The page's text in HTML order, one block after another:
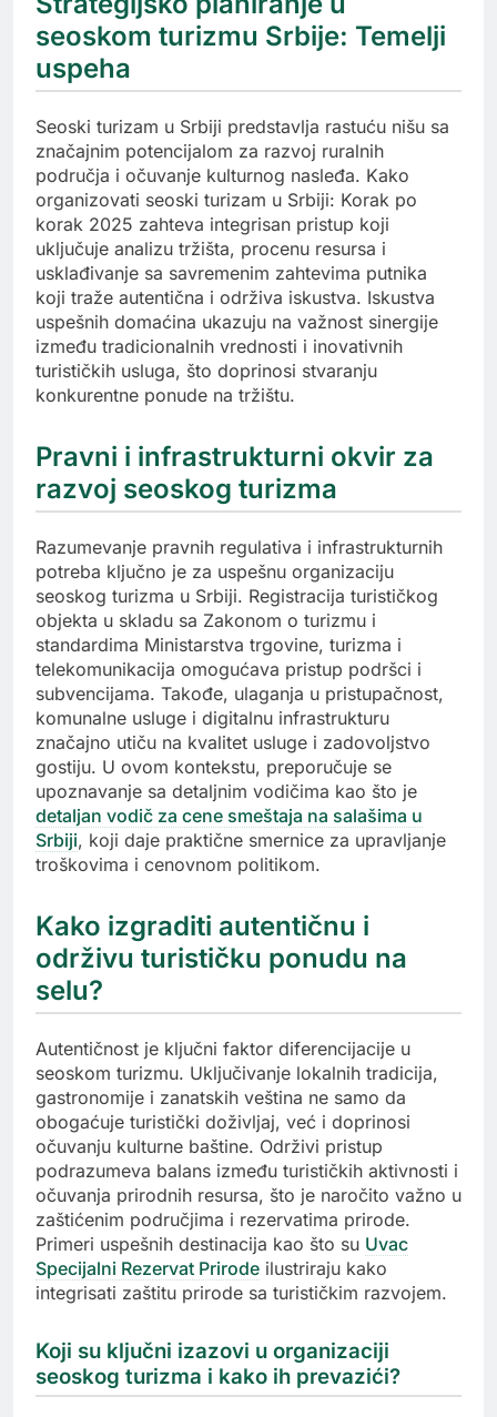
seoskom turizmu Srbije: Temelji
uspeha
Seoski turizam u Srbiji predstavlja rastuću nišu sa
značajnim potencijalom za razvoj ruralnih
područja i očuvanje kulturnog nasleđa. Kako
organizovati seoski turizam u Srbiji: Korak po
korak 2025 zahteva integrisan pristup koji
uključuje analizu tržišta, procenu resursa i
usklađivanje sa savremenim zahtevima putnika
koji traže autentična i održiva iskustva. Iskustva
uspešnih domaćina ukazuju na važnost sinergije
između tradicionalnih vrednosti i inovativnih
turističkih usluga, što doprinosi stvaranju
konkurentne ponude na tržištu.
Pravni i infrastrukturni okvir za
razvoj seoskog turizma
Razumevanje pravnih regulativa i infrastrukturnih
potreba ključno je za uspešnu organizaciju
seoskog turizma u Srbiji. Registracija turističkog
objekta u skladu sa Zakonom o turizmu i
standardima Ministarstva trgovine, turizma i
telekomunikacija omogućava pristup podršci i
subvencijama. Takođe, ulaganja u pristupačnost,
komunalne usluge i digitalnu infrastrukturu
značajno utiču na kvalitet usluge i zadovoljstvo
gostiju. U ovom kontekstu, preporučuje se
upoznavanje sa detaljnim vodičima kao što je
detaljan vodič za cene smeštaja na salašima u
Srbiji, koji daje praktične smernice za upravljanje
troškovima i cenovnom politikom.
Kako izgraditi autentičnu i
održivu turističku ponudu na
selu?
Autentičnost je ključni faktor diferencijacije u
seoskom turizmu. Uključivanje lokalnih tradicija,
gastronomije i zanatskih veština ne samo da
obogaćuje turistički doživljaj, već i doprinosi
očuvanju kulturne baštine. Održivi pristup
podrazumeva balans između turističkih aktivnosti i
očuvanja prirodnih resursa, što je naročito važno u
zaštićenim područjima i rezervatima prirode.
Primeri uspešnih destinacija kao što su Uvac
Specijalni Rezervat Prirode ilustriraju kako
integrisati zaštitu prirode sa turističkim razvojem.
Koji su ključni izazovi u organizaciji
seoskog turizma i kako ih prevazići?